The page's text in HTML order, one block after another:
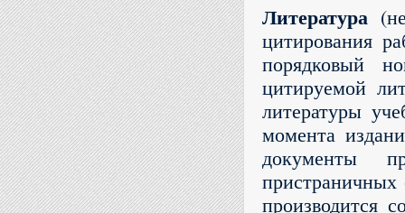
Литература
цитирования
порядковый
цитируемой
литературы
момента
документы
производится